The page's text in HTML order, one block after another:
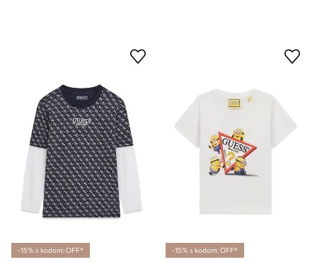
-15% s kodom: OFF* -15% s kodom: OFF*